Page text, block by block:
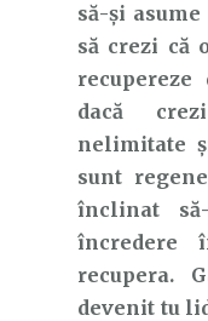
să-și
să crezi că
dacă
nelimitate
sunt
înclinat
încredere
recupera.
devenit tu